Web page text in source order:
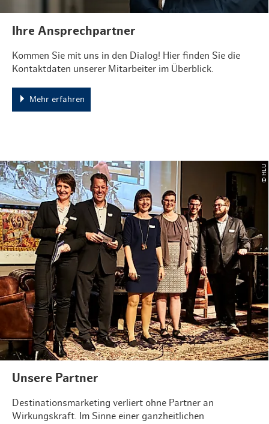
Ihre Ansprechpartner
Kommen Sie mit uns in den Dialog! Hier finden Sie die
Kontaktdaten unserer Mitarbeiter im Überblick.
Mehr erfahren
© HLU
Unsere Partner
Destinationsmarketing verliert ohne Partner an
Wirkungskraft. Im Sinne einer ganzheitlichen